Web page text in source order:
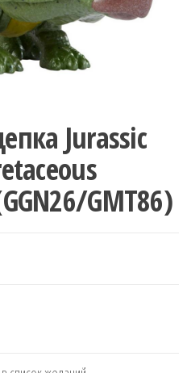
Jurassic
GMT86)